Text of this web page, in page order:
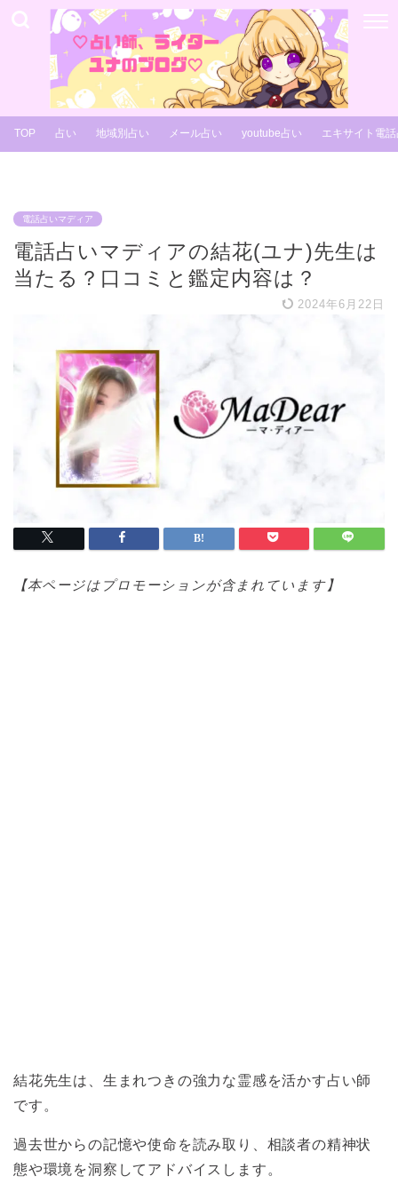
TOP 占い 地域別占い メール占い youtube占い エキサイト電
電話占いマディア
電話占いマディアの結花(ユナ)先生は
当たる？口コミと鑑定内容は？
2024年6月22日
【本ページはプロモーションが含まれています】
結花先生は、生まれつきの強力な霊感を活かす占い師
です。
過去世からの記憶や使命を読み取り、相談者の精神状
態や環境を洞察してアドバイスします。